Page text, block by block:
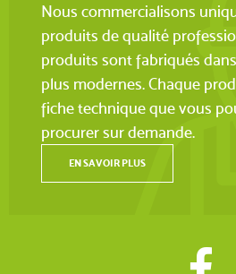
Nous commercialisons
produits de qualité
produits sont fabriqués
plus modernes. Chaque
fiche technique que vous
procurer sur demande.
EN SAVOIR PLUS